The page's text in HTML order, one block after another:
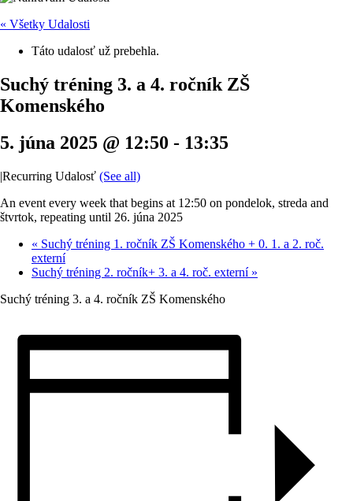
« Všetky Udalosti
Táto udalosť už prebehla.
Suchý tréning 3. a 4. ročník ZŠ
Komenského
5. júna 2025 @ 12:50 - 13:35
|Recurring Udalosť (See all)
An event every week that begins at 12:50 on pondelok, streda and
štvrtok, repeating until 26. júna 2025
« Suchý tréning 1. ročník ZŠ Komenského + 0. 1. a 2. roč.
externí
Suchý tréning 2. ročník+ 3. a 4. roč. externí »
Suchý tréning 3. a 4. ročník ZŠ Komenského